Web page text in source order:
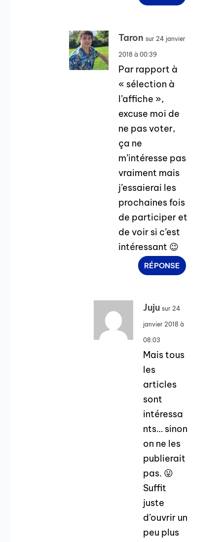
Taron sur 24 janvier
2018 à 00:39
Par rapport à
« sélection à
l’affiche »,
excuse moi de
ne pas voter,
ça ne
m’intéresse pas
vraiment mais
j’essaierai les
prochaines fois
de participer et
de voir si c’est
intéressant 😉
RÉPONSE
Juju sur 24
janvier 2018 à
08:03
Mais tous
les
articles
sont
intéressa
nts… sinon
on ne les
publierait
pas. 😛
Suffit
juste
d’ouvrir un
peu plus